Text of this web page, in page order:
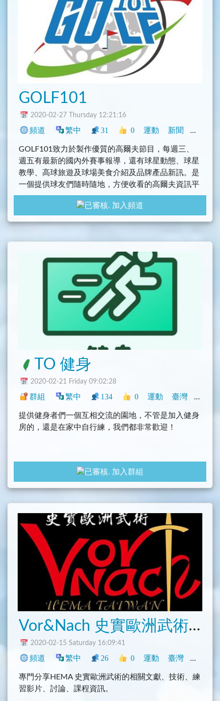
GOLF101
2020-02-27 Thursday 12:21:16
頻道 繁中 31 0 運動 新聞 臺灣
GOLF101致力於製作優質的高爾夫節目，每週三、
週五有最新的國內外賽事報導，還有球星動態、球星
教學、高球旅遊及球場美食介紹及品牌產品新訊。是
一個提供球友們隨時隨地，方便收看的高爾夫資訊平
台～
加入頻道
TO 健身
2020-02-21 Friday 09:02:28
群組 繁中 134 0 運動 臺灣 興趣
提供健身者們一個互相交流的園地，不管是加入健身
房的，還是在家中自行練，我們都非常歡迎！
加入群組
Vor&Nach 史實歐洲武術會(HEMA)
2020-02-15 Saturday 16:09:41
頻道 繁中 26 0 運動 臺灣 學術
專門分享HEMA 史實歐洲武術的相關文獻、技術、練
習影片、討論、課程資訊。